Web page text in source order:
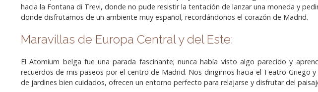
hacia la Fontana di Trevi, donde no pude resistir la tentación de lanzar una moneda y
donde disfrutamos de un ambiente muy español, recordándonos el corazón de Madrid.
Maravillas de Europa Central y del Este:
El Atomium belga fue una parada fascinante; nunca había visto algo parecido y
recuerdos de mis paseos por el centro de Madrid. Nos dirigimos hacia el Teatro
de jardines bien cuidados, ofrecen un entorno perfecto para relajarse y disfrutar del